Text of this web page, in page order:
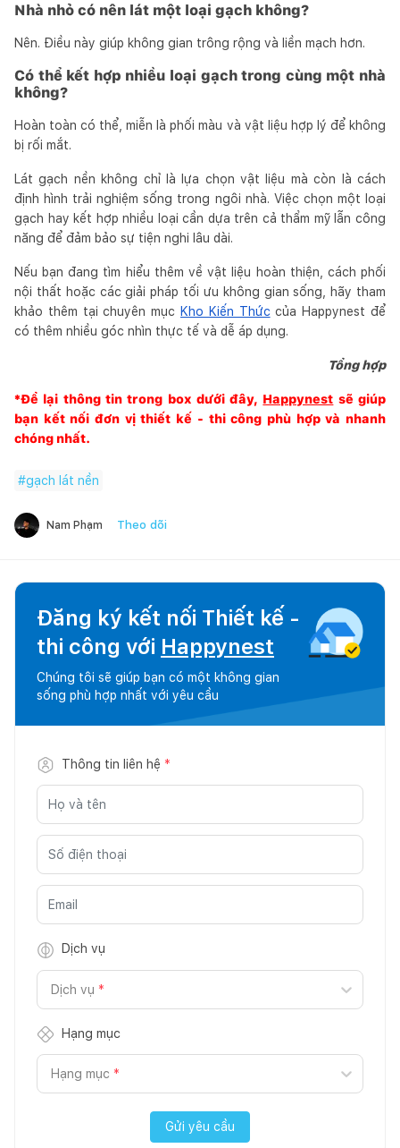
Nhà nhỏ có nên lát một loại gạch không?
Nên. Điều này giúp không gian trông rộng và liền mạch hơn.
Có thể kết hợp nhiều loại gạch trong cùng một nhà
không?
Hoàn toàn có thể, miễn là phối màu và vật liệu hợp lý để không
bị rối mắt.
Lát gạch nền không chỉ là lựa chọn vật liệu mà còn là cách
định hình trải nghiệm sống trong ngôi nhà. Việc chọn một loại
gạch hay kết hợp nhiều loại cần dựa trên cả thẩm mỹ lẫn công
năng để đảm bảo sự tiện nghi lâu dài.
Nếu bạn đang tìm hiểu thêm về vật liệu hoàn thiện, cách phối
nội thất hoặc các giải pháp tối ưu không gian sống, hãy tham
khảo thêm tại chuyên mục Kho Kiến Thức của Happynest để
có thêm nhiều góc nhìn thực tế và dễ áp dụng.
Tổng hợp
*Để lại thông tin trong box dưới đây, Happynest sẽ giúp
bạn kết nối đơn vị thiết kế - thi công phù hợp và nhanh
chóng nhất.
#gạch lát nền
Nam Phạm Theo dõi
Đăng ký kết nối Thiết kế -
thi công với Happynest
Chúng tôi sẽ giúp bạn có một không gian
sống phù hợp nhất với yêu cầu
Thông tin liên hệ *
Dịch vụ
Dịch vụ *
Hạng mục
Hạng mục *
Gửi yêu cầu